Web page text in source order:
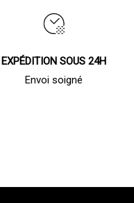
EXPÉDITION SOUS 24H
Envoi soigné